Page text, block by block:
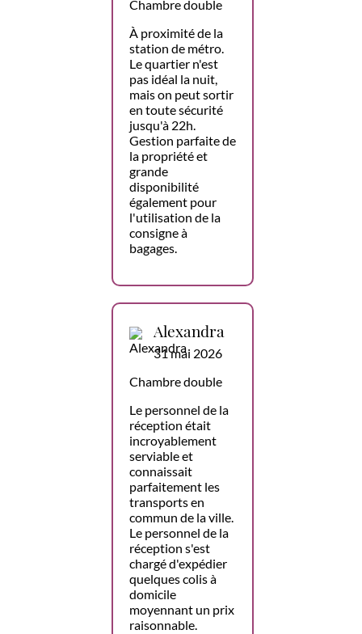
Chambre double
À proximité de la
station de métro.
Le quartier n'est
pas idéal la nuit,
mais on peut sortir
en toute sécurité
jusqu'à 22h.
Gestion parfaite de
la propriété et
grande
disponibilité
également pour
l'utilisation de la
consigne à
bagages.
Alexandra
31 mai 2026
Chambre double
Le personnel de la
réception était
incroyablement
serviable et
connaissait
parfaitement les
transports en
commun de la ville.
Le personnel de la
réception s'est
chargé d'expédier
quelques colis à
domicile
moyennant un prix
raisonnable.